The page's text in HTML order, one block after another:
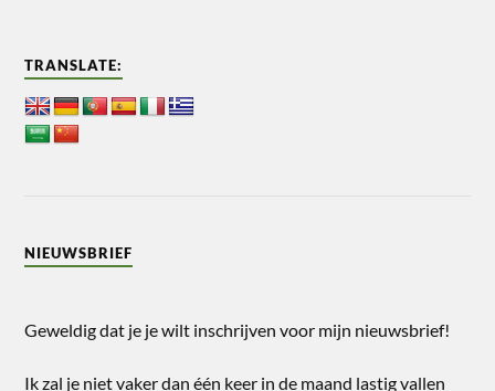
TRANSLATE:
NIEUWSBRIEF
Geweldig dat je je wilt inschrijven voor mijn nieuwsbrief!
Ik zal je niet vaker dan één keer in de maand lastig vallen